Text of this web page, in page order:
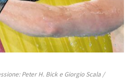
Peter H. Bick e Giorgio Scala /